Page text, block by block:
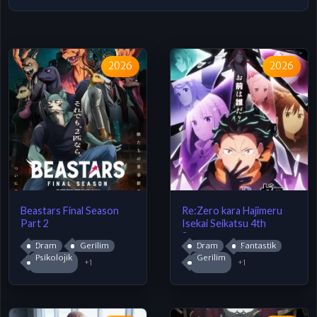
2026
Beastars Final Season
Part 2
Dram
Gerilim
Psikolojik
+1
2026
Re:Zero kara Hajimeru
Isekai Seikatsu 4th
Season
Dram
Fantastik
Gerilim
+1